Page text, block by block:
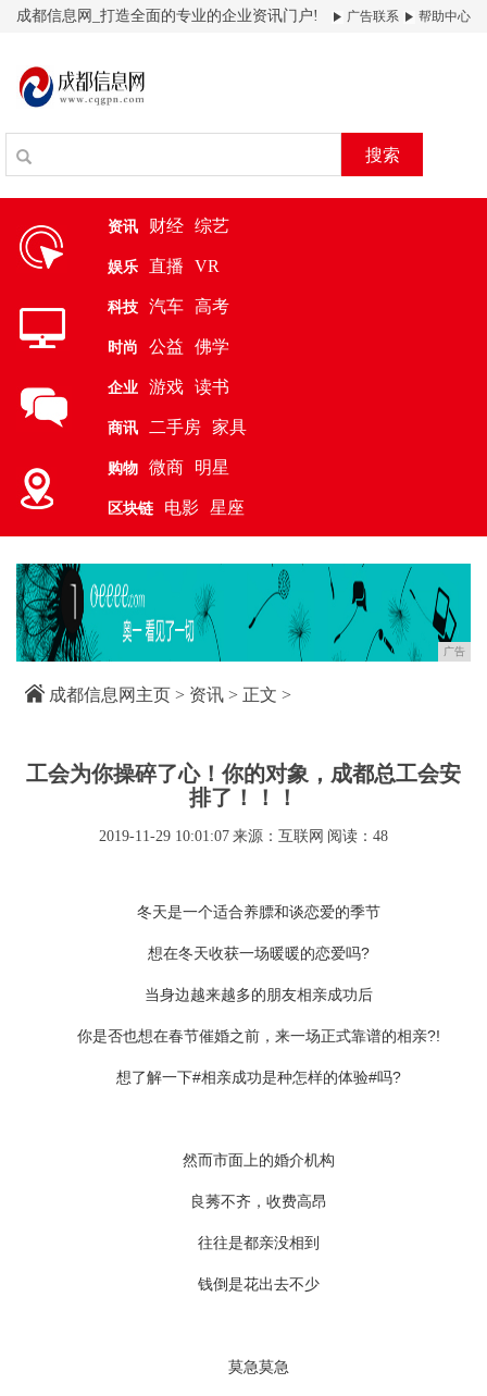
成都信息网_打造全面的专业的企业资讯门户! 广告联系 帮助中心
搜索
资讯 财经 综艺
娱乐 直播 VR
科技 汽车 高考
时尚 公益 佛学
企业 游戏 读书
商讯 二手房 家具
购物 微商 明星
区块链 电影 星座
广告
成都信息网主页 > 资讯 > 正文 >
工会为你操碎了心！你的对象，成都总工会安
排了！！！
2019-11-29 10:01:07 来源：互联网 阅读：48
冬天是一个适合养膘和谈恋爱的季节
想在冬天收获一场暖暖的恋爱吗?
当身边越来越多的朋友相亲成功后
你是否也想在春节催婚之前，来一场正式靠谱的相亲?!
想了解一下#相亲成功是种怎样的体验#吗?
然而市面上的婚介机构
良莠不齐，收费高昂
往往是都亲没相到
钱倒是花出去不少
莫急莫急